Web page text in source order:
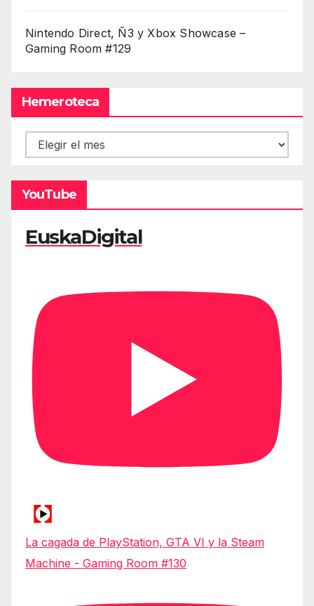
Nintendo Direct, Ñ3 y Xbox Showcase –
Gaming Room #129
Hemeroteca
Hemeroteca
YouTube
EuskaDigital
La cagada de PlayStation, GTA VI y la Steam
Machine - Gaming Room #130